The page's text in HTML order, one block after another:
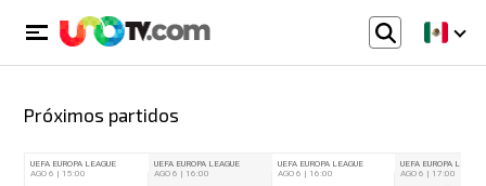
Próximos partidos